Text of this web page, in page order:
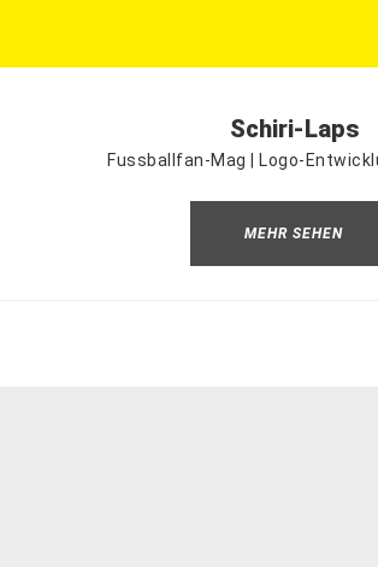
Schiri-Laps
Fussballfan-Mag | Logo-
MEHR SEHEN